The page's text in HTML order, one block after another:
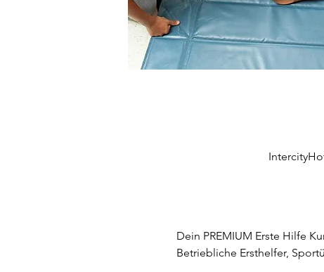
Dein PREMIUM Erste Hilfe
Betriebliche Ersthelfer,